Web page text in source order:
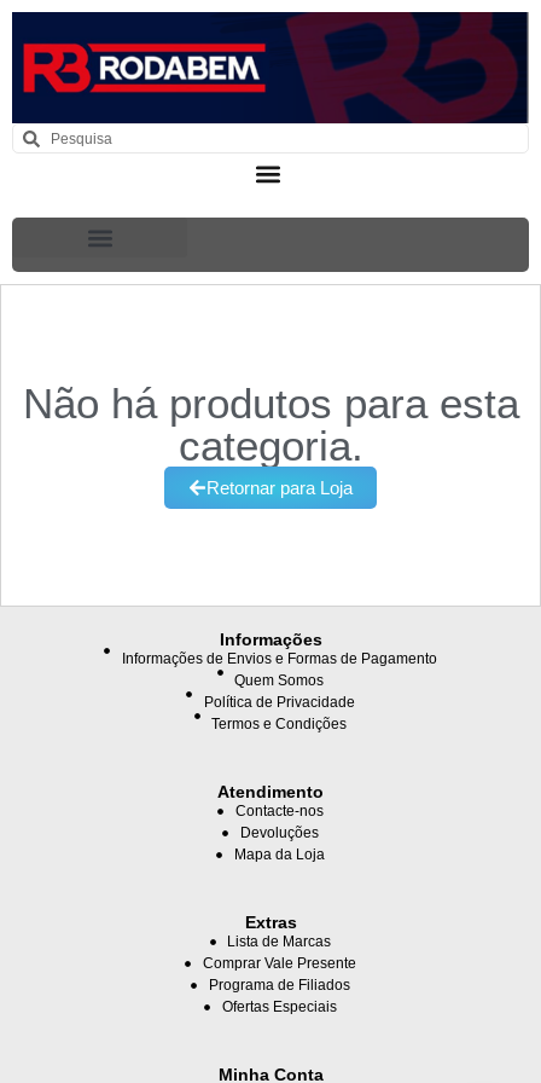
Não há produtos para esta
categoria.
Retornar para Loja
Informações
Informações de Envios e Formas de Pagamento
Quem Somos
Política de Privacidade
Termos e Condições
Atendimento
Contacte-nos
Devoluções
Mapa da Loja
Extras
Lista de Marcas
Comprar Vale Presente
Programa de Filiados
Ofertas Especiais
Minha Conta